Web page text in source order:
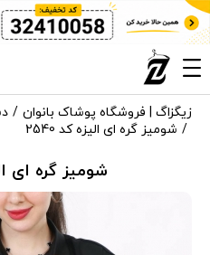
زیگزاگ | فروشگاه پوشاک بانوان
شومیز گره ای الیزه کد 2540
شومیز گره ای